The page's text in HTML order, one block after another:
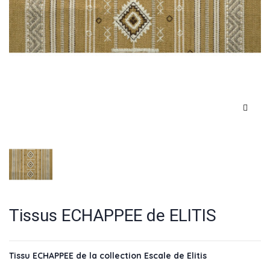
Tissus ECHAPPEE de ELITIS
Tissu ECHAPPEE de la collection Escale de Elitis